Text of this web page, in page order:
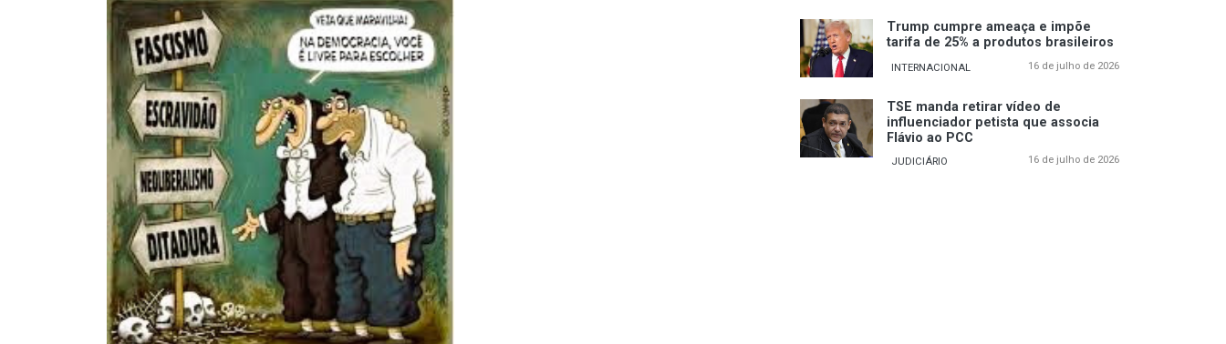
Trump cumpre ameaça e impõe
tarifa de 25% a produtos brasileiros
INTERNACIONAL 16 de julho de 2026
TSE manda retirar vídeo de
influenciador petista que associa
Flávio ao PCC
JUDICIÁRIO 16 de julho de 2026